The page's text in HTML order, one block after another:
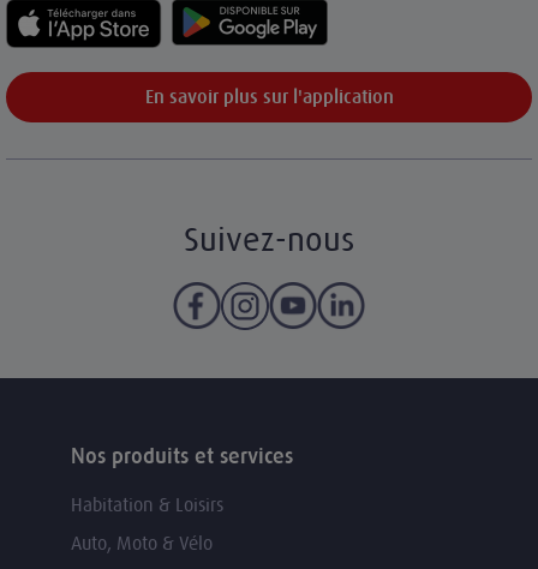
En savoir plus sur l'application
Suivez-nous
Nos produits et services
Habitation & Loisirs
Auto, Moto & Vélo